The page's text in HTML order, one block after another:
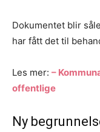
Dokumentet blir
har fått det til
Les mer: –
offentlige
Ny